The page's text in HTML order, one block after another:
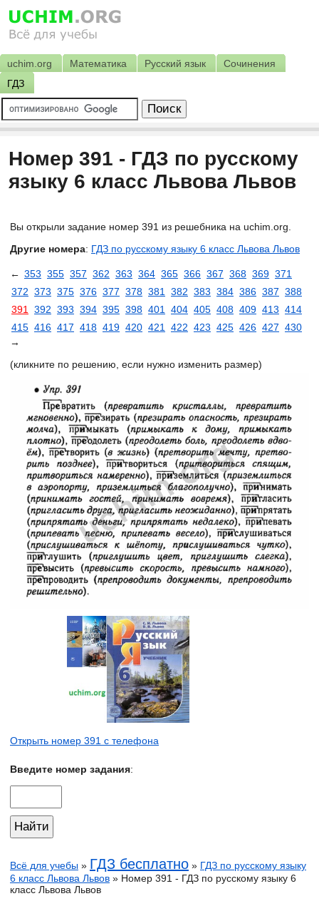
uchim.org Математика Русский язык
Сочинения
ГДЗ
Номер 391 - ГДЗ по русскому
языку 6 класс Львова Львов
Вы открыли задание номер 391 из решебника на uchim.org.
Другие номера: ГДЗ по русскому языку 6 класс Львова Львов
← 353 355 357 362 363 364 365 366 367 368 369 371
372 373 375 376 377 378 381 382 383 384 386 387 388
391
392 393 394 395 398 401 404 405 408 409 413 414
415 416 417 418 419 420 421 422 423 425 426 427 430
→
(кликните по решению, если нужно изменить размер)
Открыть номер 391 с телефона
Введите номер задания:
Всё для учебы » ГДЗ бесплатно » ГДЗ по русскому языку
6 класс Львова Львов » Номер 391 - ГДЗ по русскому языку 6
класс Львова Львов